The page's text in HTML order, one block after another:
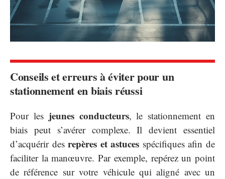
Conseils et erreurs à éviter pour un
stationnement en biais réussi
Pour les jeunes conducteurs, le stationnement en
biais peut s’avérer complexe. Il devient essentiel
d’acquérir desrepères et astuces spécifiques afin de
faciliter la manœuvre. Par exemple, repérez un point
de référence sur votre véhicule qui aligné avec un